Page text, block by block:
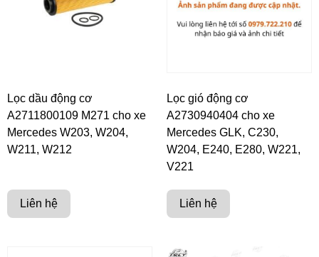
Lọc dầu động cơ
A2711800109 M271 cho xe
Mercedes W203, W204,
W211, W212
Liên hệ
Lọc gió động cơ
A2730940404 cho xe
Mercedes GLK, C230,
W204, E240, E280, W221,
V221
Liên hệ